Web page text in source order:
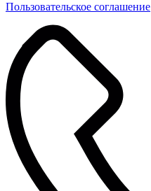
Пользовательское соглашение